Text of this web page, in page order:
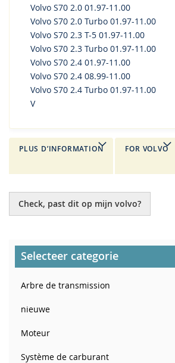
Volvo S70 2.0 01.97-11.00
Volvo S70 2.0 Turbo 01.97-11.00
Volvo S70 2.3 T-5 01.97-11.00
Volvo S70 2.3 Turbo 01.97-11.00
Volvo S70 2.4 01.97-11.00
Volvo S70 2.4 08.99-11.00
Volvo S70 2.4 Turbo 01.97-11.00
V
PLUS D’INFORMATION FOR VOLVO
Check, past dit op mijn volvo?
Selecteer categorie
Arbre de transmission
nieuwe
Moteur
Système de carburant